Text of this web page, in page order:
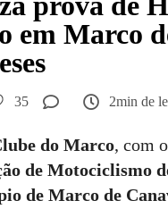
em Marco
35 2min de
do Marco, com
de Motociclismo
de Marco de